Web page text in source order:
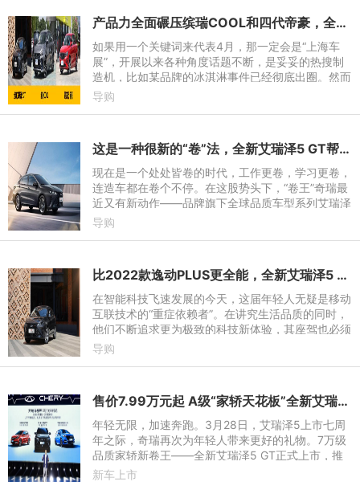
产品力全面碾压缤瑞COOL和四代帝豪，全新艾瑞泽5 GT俯视同级不要太卷
如果用一个关键词来代表4月，那一定会是“上海车
展”，开展以来各种角度话题不断，是妥妥的热搜制
造机，比如某品牌的冰淇淋事件已经彻底出圈。然而
更多的看点还是来自展会内部，来自全球的各大品牌
导购
这是一种很新的“卷”法，全新艾瑞泽5 GT帮你更出彩
现在是一个处处皆卷的时代，工作更卷，学习更卷，
连造车都在卷个不停。在这股势头下，“卷王”奇瑞最
近又有新动作——品牌旗下全球品质车型系列艾瑞泽
5 GT迎来上新，在全球近100万用户的赞誉声中，新
导购
比2022款逸动PLUS更全能，全新艾瑞泽5 GT让你轻松坐享品质出行
在智能科技飞速发展的今天，这届年轻人无疑是移动
互联技术的“重症依赖者”。在讲究生活品质的同时，
他们不断追求更为极致的科技新体验，其座驾也必须
拥有高品质与科技感。其中，3月28日正式上市的全
导购
售价7.99万元起 A级“家轿天花板”全新艾瑞泽5 GT上市
年轻无限，加速奔跑。3月28日，艾瑞泽5上市七周
年之际，奇瑞再次为年轻人带来更好的礼物。7万级
品质家轿新卷王——全新艾瑞泽5 GT正式上市，推
出1.5TCI-9速CVT、 1.6TGDI-7DCT两种动力，共
新车上市